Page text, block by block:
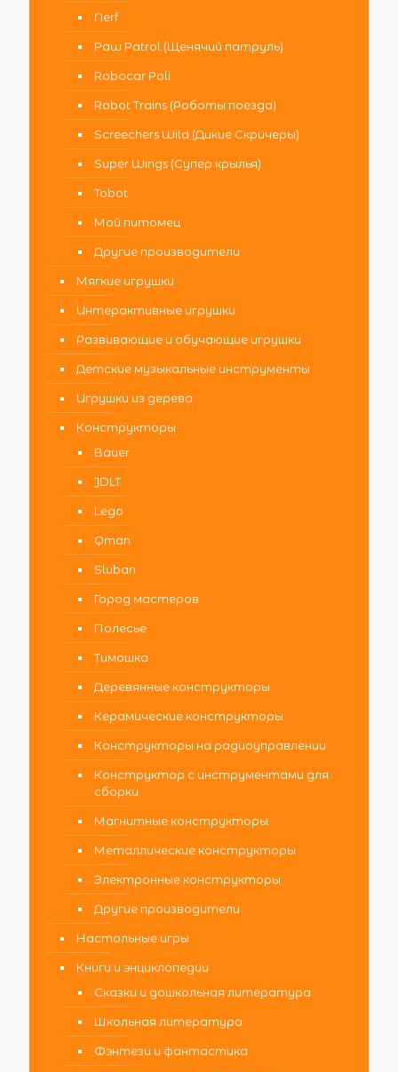
Nerf
Paw Patrol (Щенячий патруль)
Robocar Poli
Robot Trains (Роботы поезда)
Screechers Wild (Дикие Скричеры)
Super Wings (Супер крылья)
Tobot
Мой питомец
Другие производители
Мягкие игрушки
Интерактивные игрушки
Развивающие и обучающие игрушки
Детские музыкальные инструменты
Игрушки из дерева
Конструкторы
Bauer
JDLT
Lego
Qman
Sluban
Город мастеров
Полесье
Тимошка
Деревянные конструкторы
Керамические конструкторы
Конструкторы на радиоуправлении
Конструктор с инструментами для
сборки
Магнитные конструкторы
Металлические конструкторы
Электронные конструкторы
Другие производители
Настольные игры
Книги и энциклопедии
Сказки и дошкольная литература
Школьная литература
Фэнтези и фантастика